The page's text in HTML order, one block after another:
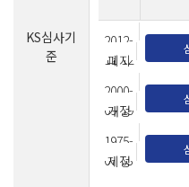
KS심사기
준
2012-
11-12
폐지
2000-
09-19
개정
1975-
07-03
제정